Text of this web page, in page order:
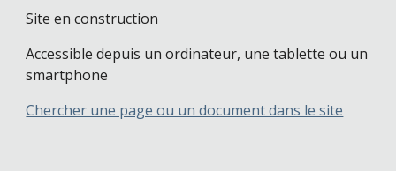
Site en construction
Accessible depuis un ordinateur, une tablette ou un
smartphone
Chercher une page ou un document dans le site